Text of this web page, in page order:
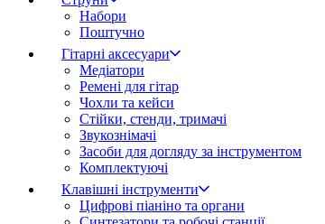
Набори
Поштучно
Гітарні аксесуари
Медіатори
Ремені для гітар
Чохли та кейси
Стійки, стенди, тримачі
Звукознімачі
Засоби для догляду за інструментом
Комплектуючі
Клавішні інструменти
Цифрові піаніно та органи